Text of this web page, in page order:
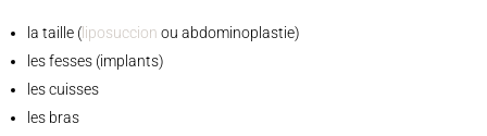
la taille (liposuccion ou abdominoplastie)
les fesses (implants)
les cuisses
les bras